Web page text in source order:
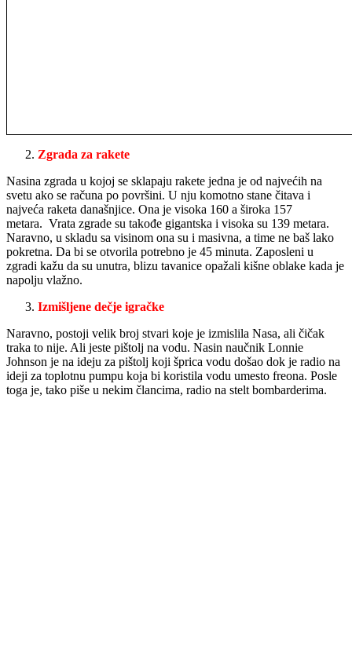
Zgrada za rakete
Nasina zgrada u kojoj se sklapaju rakete jedna je od najvećih na
svetu ako se računa po površini. U nju komotno stane čitava i
najveća raketa današnjice. Ona je visoka 160 a široka 157
metara. Vrata zgrade su takođe gigantska i visoka su 139 metara.
Naravno, u skladu sa visinom ona su i masivna, a time ne baš lako
pokretna. Da bi se otvorila potrebno je 45 minuta. Zaposleni u
zgradi kažu da su unutra, blizu tavanice opažali kišne oblake kada je
napolju vlažno.
Izmišljene dečje igračke
Naravno, postoji velik broj stvari koje je izmislila Nasa, ali čičak
traka to nije. Ali jeste pištolj na vodu. Nasin naučnik Lonnie
Johnson je na ideju za pištolj koji šprica vodu došao dok je radio na
ideji za toplotnu pumpu koja bi koristila vodu umesto freona. Posle
toga je, tako piše u nekim člancima, radio na stelt bombarderima.